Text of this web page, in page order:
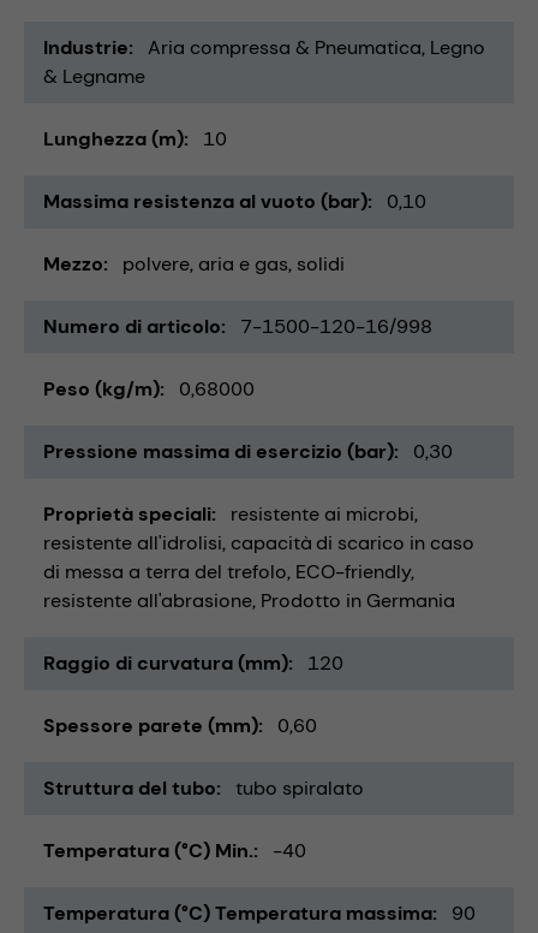
Industrie Aria compressa & Pneumatica Legno
& Legname
Lunghezza (m) 10
Massima resistenza al vuoto (bar) 0,10
Mezzo polvere aria e gas solidi
Numero di articolo 7-1500-120-16/998
Peso (kg/m) 0,68000
Pressione massima di esercizio (bar) 0,30
Proprietà speciali
resistente ai microbi
resistente all'idrolisi capacità di scarico in caso
di messa a terra del trefolo ECO-friendly
resistente all'abrasione Prodotto in Germania
Raggio di curvatura (mm) 120
Spessore parete (mm) 0,60
Struttura del tubo tubo spiralato
Temperatura (°C) Min. -40
Temperatura (°C) Temperatura massima 90